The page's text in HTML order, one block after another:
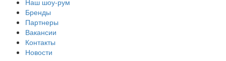
Бренды
Партнеры
Вакансии
Контакты
Новости